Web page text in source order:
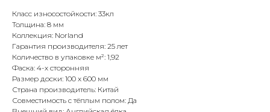
Класс износостойкости: 33кл
Толщина: 8 мм
Коллекция: Norland
Гарантия производителя: 25 лет
Количество в упаковке м²: 1,92
Фаска: 4-х сторонняя
Размер доски: 100 x 600 мм
Страна производитель: Китай
Совместимость с тёплым полом: Да